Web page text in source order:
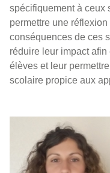
spécifiquement à ceux
permettre une
conséquences de ces
réduire leur impact
élèves et leur
scolaire propice aux